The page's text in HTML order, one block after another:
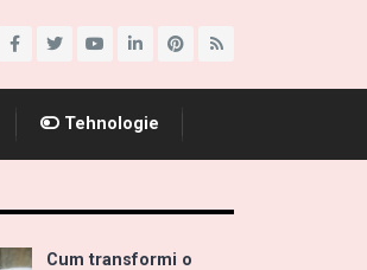
Tehnologie
Cum transformi o